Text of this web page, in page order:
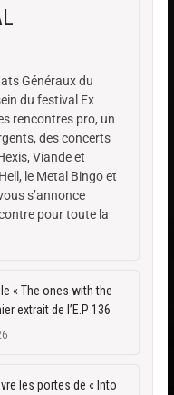
Généraux du
du festival Ex
rencontres pro, un
des concerts
Viande et
le Metal Bingo et
s’annonce
pour toute la
« The ones with the
extrait de l’E.P 136
les portes de « Into